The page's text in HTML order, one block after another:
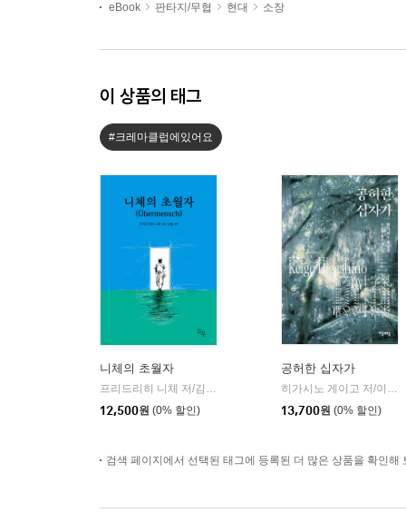
eBook 판타지/무협 현대 소장
이 상품의 태그
#크레마클럽에있어요
니체의 초월자
프리드리히 니체 저/김철 편역
12,500원 (0% 할인)
공허한 십자가
히가시노 게이고 저/이선희 역
13,700원 (0% 할인)
검색 페이지에서 선택된 태그에 등록된 더 많은 상품을 확인해